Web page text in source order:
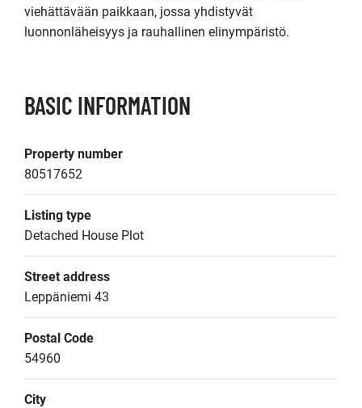
viehättävään paikkaan, jossa yhdistyvät
luonnonläheisyys ja rauhallinen elinympäristö.
BASIC INFORMATION
Property number
80517652
Listing type
Detached House Plot
Street address
Leppäniemi 43
Postal Code
54960
City